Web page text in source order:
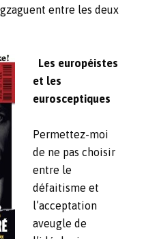
entre les deux
Les européistes
et les
eurosceptiques
Permettez-moi
de ne pas choisir
entre le
défaitisme et
l’acceptation
aveugle de